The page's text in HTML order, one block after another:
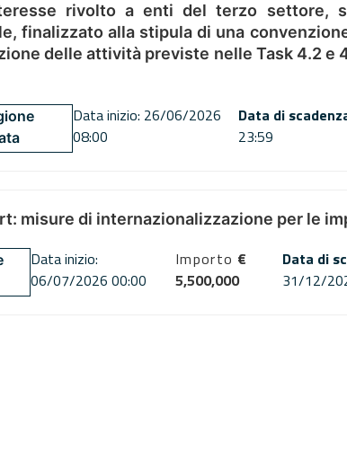
rivolto a enti del terzo settore,
finalizzato alla stipula di una
delle attività previste nelle Task 4.2 e
Data inizio: 26/06/2026
08:00
Data di
23:59
misure di internazionalizzazione per le
Data inizio:
06/07/2026 00:00
Importo €
5,500,000
Data di
31/12/